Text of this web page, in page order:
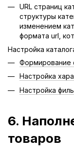
URL страниц
структуры
изменением
формата url,
Настройка
Формирование
Настройка
Настройка
6.
товаров